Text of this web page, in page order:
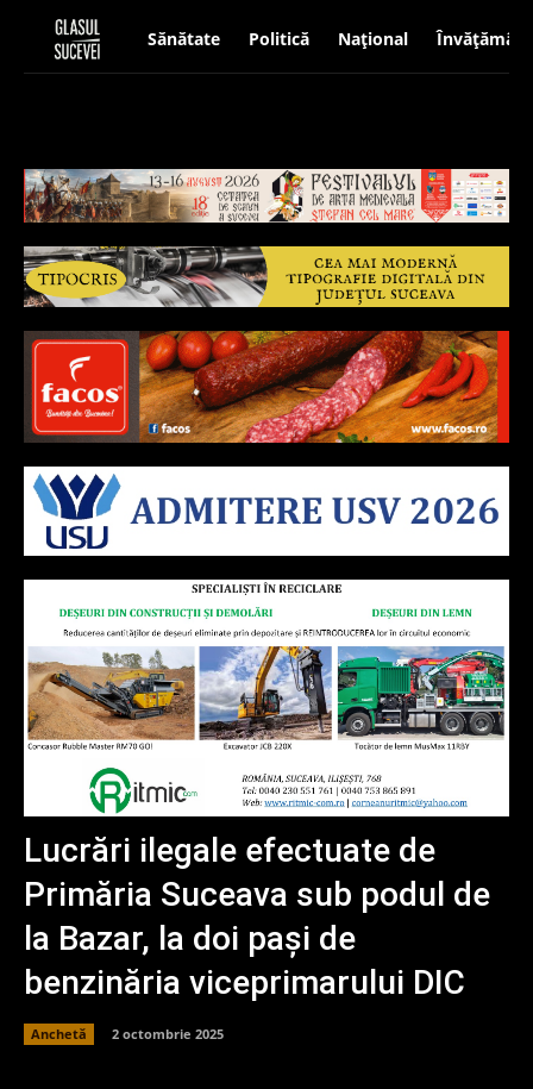
Sănătate Politică Național Învățământ
Lucrări ilegale efectuate de
Primăria Suceava sub podul de
la Bazar, la doi pași de
benzinăria viceprimarului DIC
Anchetă 2 octombrie 2025